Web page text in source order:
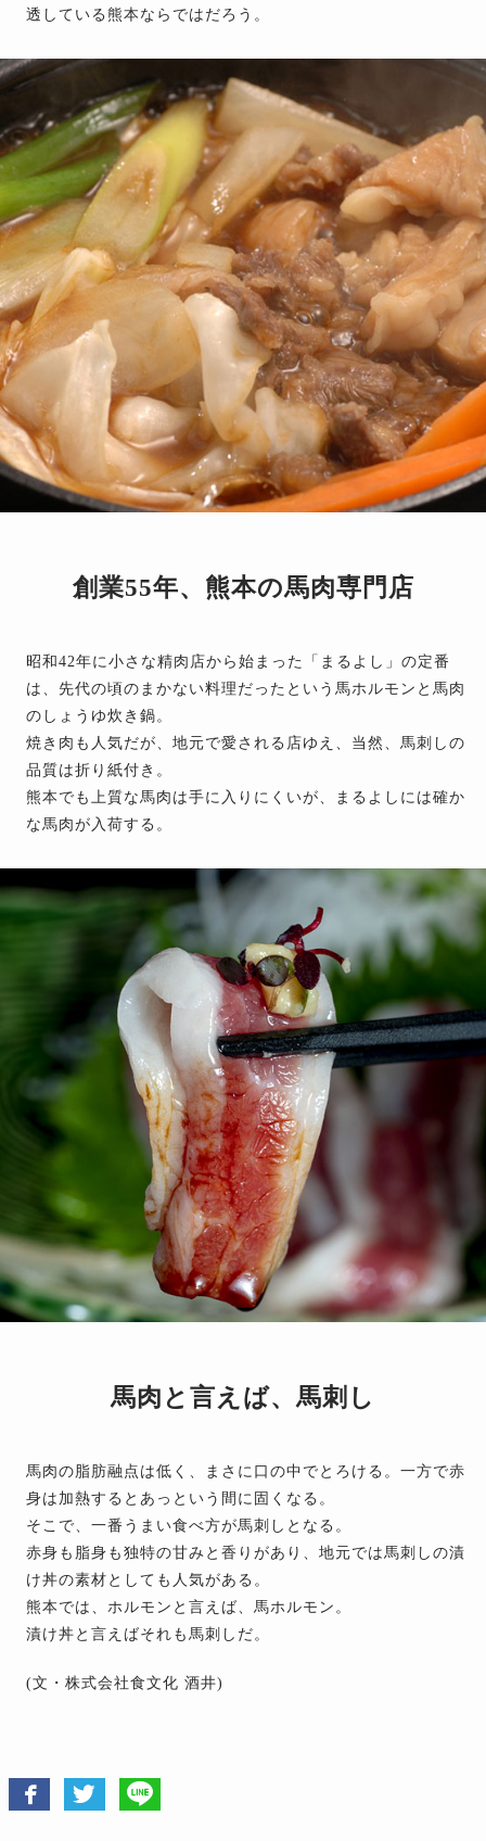
透している熊本ならではだろう。
創業55年、熊本の馬肉専門店
昭和42年に小さな精肉店から始まった「まるよし」の定番
は、先代の頃のまかない料理だったという馬ホルモンと馬肉
のしょうゆ炊き鍋。
焼き肉も人気だが、地元で愛される店ゆえ、当然、馬刺しの
品質は折り紙付き。
熊本でも上質な馬肉は手に入りにくいが、まるよしには確か
な馬肉が入荷する。
馬肉と言えば、馬刺し
馬肉の脂肪融点は低く、まさに口の中でとろける。一方で赤
身は加熱するとあっという間に固くなる。
そこで、一番うまい食べ方が馬刺しとなる。
赤身も脂身も独特の甘みと香りがあり、地元では馬刺しの漬
け丼の素材としても人気がある。
熊本では、ホルモンと言えば、馬ホルモン。
漬け丼と言えばそれも馬刺しだ。
(文・株式会社食文化 酒井)